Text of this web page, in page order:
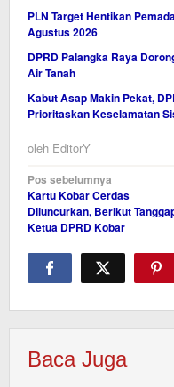
PLN Target Hentikan
Agustus 2026
DPRD Palangka Raya
Air Tanah
Kabut Asap Makin Pekat,
Prioritaskan Keselamatan
oleh EditorY
Navigasi
pos
Pos sebelumnya
Kartu Kobar Cerdas
Diluncurkan, Berikut
Ketua DPRD Kobar
Baca Juga